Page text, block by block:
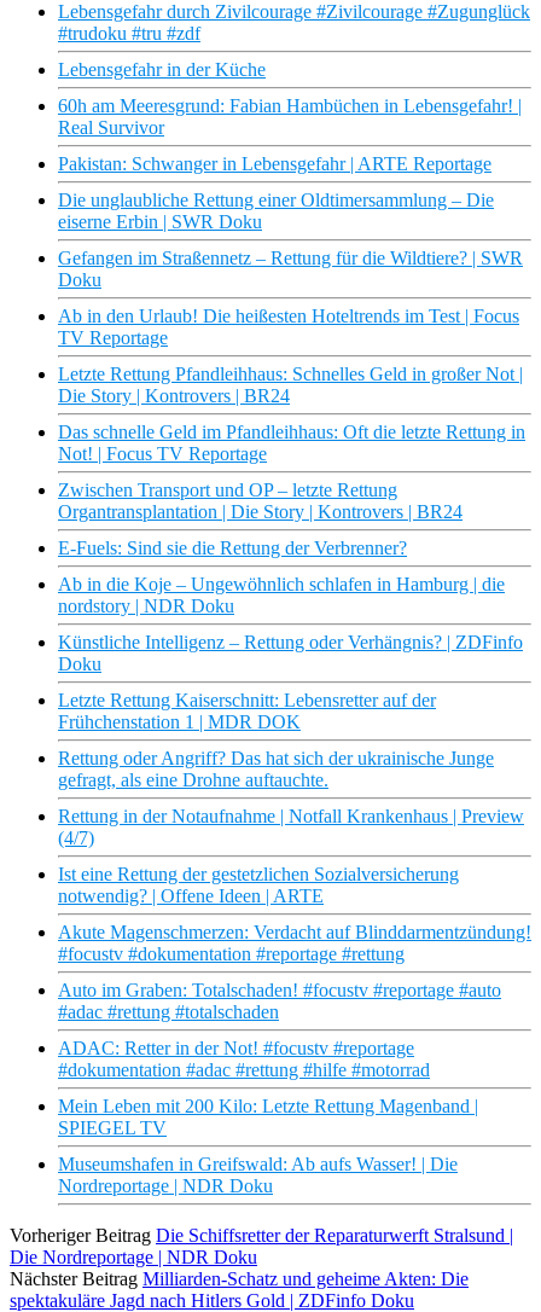
Lebensgefahr durch Zivilcourage #Zivilcourage #Zugunglück
#trudoku #tru #zdf
Lebensgefahr in der Küche
60h am Meeresgrund: Fabian Hambüchen in Lebensgefahr! |
Real Survivor
Pakistan: Schwanger in Lebensgefahr | ARTE Reportage
Die unglaubliche Rettung einer Oldtimersammlung – Die
eiserne Erbin | SWR Doku
Gefangen im Straßennetz – Rettung für die Wildtiere? | SWR
Doku
Ab in den Urlaub! Die heißesten Hoteltrends im Test | Focus
TV Reportage
Letzte Rettung Pfandleihhaus: Schnelles Geld in großer Not |
Die Story | Kontrovers | BR24
Das schnelle Geld im Pfandleihhaus: Oft die letzte Rettung in
Not! | Focus TV Reportage
Zwischen Transport und OP – letzte Rettung
Organtransplantation | Die Story | Kontrovers | BR24
E-Fuels: Sind sie die Rettung der Verbrenner?
Ab in die Koje – Ungewöhnlich schlafen in Hamburg | die
nordstory | NDR Doku
Künstliche Intelligenz – Rettung oder Verhängnis? | ZDFinfo
Doku
Letzte Rettung Kaiserschnitt: Lebensretter auf der
Frühchenstation 1 | MDR DOK
Rettung oder Angriff? Das hat sich der ukrainische Junge
gefragt, als eine Drohne auftauchte.
Rettung in der Notaufnahme | Notfall Krankenhaus | Preview
(4/7)
Ist eine Rettung der gestetzlichen Sozialversicherung
notwendig? | Offene Ideen | ARTE
Akute Magenschmerzen: Verdacht auf Blinddarmentzündung!
#focustv #dokumentation #reportage #rettung
Auto im Graben: Totalschaden! #focustv #reportage #auto
#adac #rettung #totalschaden
ADAC: Retter in der Not! #focustv #reportage
#dokumentation #adac #rettung #hilfe #motorrad
Mein Leben mit 200 Kilo: Letzte Rettung Magenband |
SPIEGEL TV
Museumshafen in Greifswald: Ab aufs Wasser! | Die
Nordreportage | NDR Doku
Vorheriger Beitrag Die Schiffsretter der Reparaturwerft Stralsund |
Die Nordreportage | NDR Doku
Nächster Beitrag Milliarden-Schatz und geheime Akten: Die
spektakuläre Jagd nach Hitlers Gold | ZDFinfo Doku